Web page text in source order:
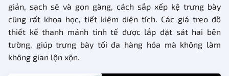
giản, sạch sẽ và gọn gàng, cách sắp xếp kệ trưng bày
cũng rất khoa học, tiết kiệm diện tích. Các giá treo đồ
thiết kế thanh mảnh tinh tế được lắp đặt sát hai bên
tường, giúp trưng bày tối đa hàng hóa mà không làm
không gian lộn xộn.